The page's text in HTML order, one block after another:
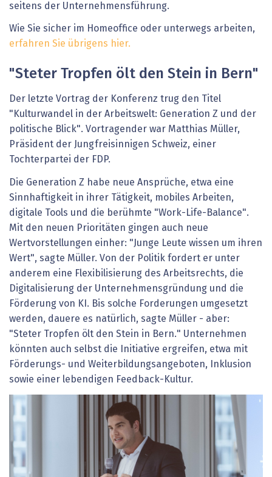
seitens der Unternehmensführung.
Wie Sie sicher im Homeoffice oder unterwegs arbeiten,
erfahren Sie übrigens hier.
"Steter Tropfen ölt den Stein in Bern"
Der letzte Vortrag der Konferenz trug den Titel
"Kulturwandel in der Arbeitswelt: Generation Z und der
politische Blick". Vortragender war Matthias Müller,
Präsident der Jungfreisinnigen Schweiz, einer
Tochterpartei der FDP.
Die Generation Z habe neue Ansprüche, etwa eine
Sinnhaftigkeit in ihrer Tätigkeit, mobiles Arbeiten,
digitale Tools und die berühmte "Work-Life-Balance".
Mit den neuen Prioritäten gingen auch neue
Wertvorstellungen einher: "Junge Leute wissen um ihren
Wert", sagte Müller. Von der Politik fordert er unter
anderem eine Flexibilisierung des Arbeitsrechts, die
Digitalisierung der Unternehmensgründung und die
Förderung von KI. Bis solche Forderungen umgesetzt
werden, dauere es natürlich, sagte Müller - aber:
"Steter Tropfen ölt den Stein in Bern." Unternehmen
könnten auch selbst die Initiative ergreifen, etwa mit
Förderungs- und Weiterbildungsangeboten, Inklusion
sowie einer lebendigen Feedback-Kultur.